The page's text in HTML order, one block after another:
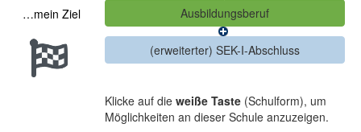
…mein Ziel
Klicke auf die weiße Taste(Schulform), um
Möglichkeiten an dieser Schule anzuzeigen.